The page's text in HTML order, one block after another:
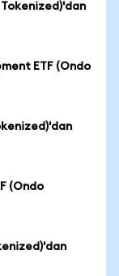
Tokenized)'dan
ETF (Ondo
(Ondo